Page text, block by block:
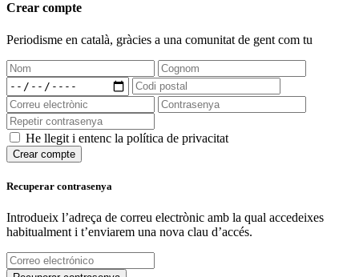
Crear compte
Periodisme en català, gràcies a una comunitat de gent com tu
He llegit i entenc la política de privacitat
Crear compte
Recuperar contrasenya
Introdueix l’adreça de correu electrònic amb la qual accedeixes
habitualment i t’enviarem una nova clau d’accés.